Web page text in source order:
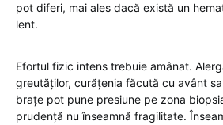
pot diferi, mai ales dacă există un
lent.
Efortul fizic intens trebuie amânat.
greutăților, curățenia făcută cu avânt
brațe pot pune presiune pe zona
prudență nu înseamnă fragilitate.